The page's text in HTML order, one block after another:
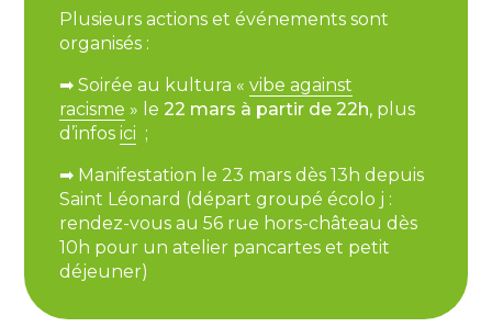
Plusieurs actions et événements sont
organisés :
➡Soirée au kultura «vibe against
racisme » le22 mars à partir de 22h, plus
d’infosici ;
➡ Manifestation le 23 mars dès 13h depuis
Saint Léonard (départ groupé écolo j :
rendez-vous au 56 rue hors-château dès
10h pour un atelier pancartes et petit
déjeuner)